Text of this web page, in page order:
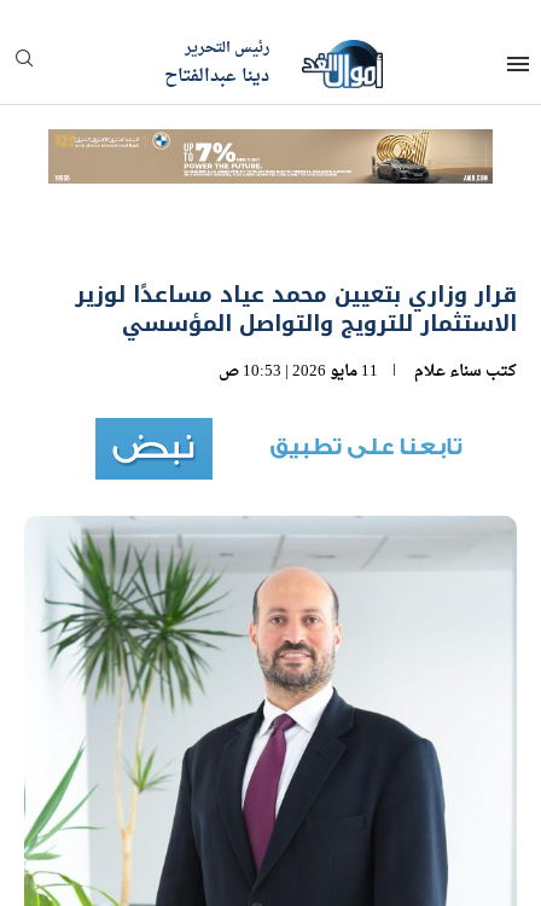
رئيس التحرير
دينا عبدالفتاح
قرار وزاري بتعيين محمد عياد مساعدًا لوزير
الاستثمار للترويج والتواصل المؤسسي
كتب سناء علام 11 مايو 2026 | 10:53 ص